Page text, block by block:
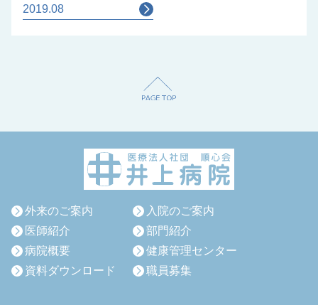
2019.08
外来のご案内
入院のご案内
医師紹介
部門紹介
病院概要
健康管理センター
資料ダウンロード
職員募集